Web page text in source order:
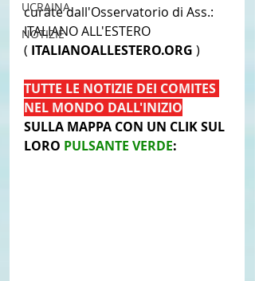
UCRAINA
NOTIZIE
curate dall'Osservatorio di Ass.:
ITALIANO ALL'ESTERO
( ITALIANOALLESTERO.ORG )
TUTTE LE NOTIZIE DEI COMITES
NEL MONDO DALL'INIZIO
SULLA MAPPA CON UN CLIK SUL
LORO PULSANTE VERDE: